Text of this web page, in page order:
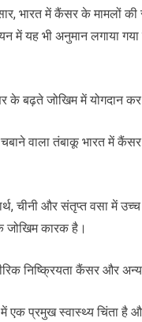
भारत में कैंसर के मामलों
में यह भी अनुमान लगाया
बढ़ते जोखिम में योगदान
चबाने वाला तंबाकू भारत में
चीनी और संतृप्त वसा में
जोखिम कारक है।
निष्क्रियता कैंसर और
में एक प्रमुख स्वास्थ्य